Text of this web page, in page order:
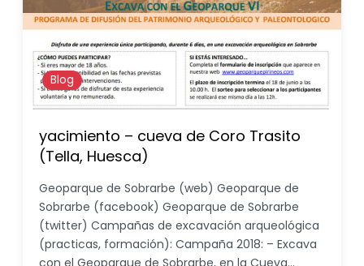
Blog
yacimiento – cueva de Coro Trasito
(Tella, Huesca)
Geoparque de Sobrarbe (web) Geoparque de
Sobrarbe (facebook) Geoparque de Sobrarbe
(twitter) Campañas de excavación arqueológica
(practicas, formación): Campaña 2018: – Excava